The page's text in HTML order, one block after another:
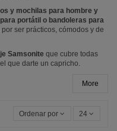
y mochilas para hombre y
portátil o bandoleras para
ser prácticos, cómodos y de
Samsonite que cubre todas
que darte un capricho.
More
Ordenar por 24